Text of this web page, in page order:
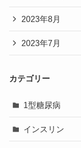
2023年8月
2023年7月
カテゴリー
1型糖尿病
インスリン